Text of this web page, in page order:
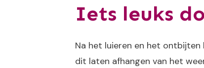
Iets leuks
Na het luieren en het ontbijten
dit laten afhangen van het